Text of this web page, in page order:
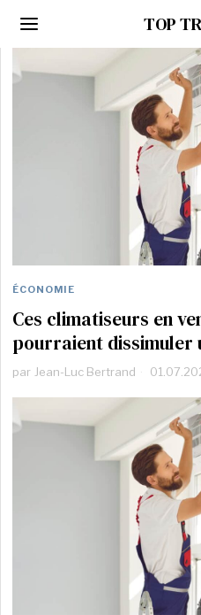
TOP
ÉCONOMIE
Ces climatiseurs en
pourraient dissimuler
par Jean-Luc Bertrand